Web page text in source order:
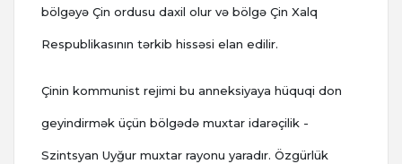
bölgəyə Çin ordusu daxil olur və bölgə Çin Xalq
Respublikasının tərkib hissəsi elan edilir.
Çinin kommunist rejimi bu anneksiyaya hüquqi don
geyindirmək üçün bölgədə muxtar idarəçilik -
Szintsyan Uyğur muxtar rayonu yaradır. Özgürlük